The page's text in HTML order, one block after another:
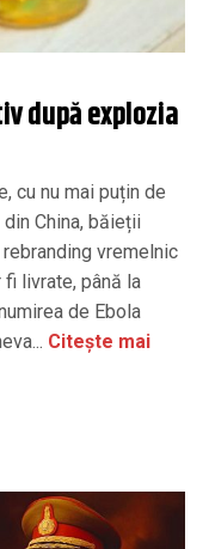
după explozia
cu nu mai puțin de
China, băieții
vremelnic
livrate, până la
de Ebola
Citește mai